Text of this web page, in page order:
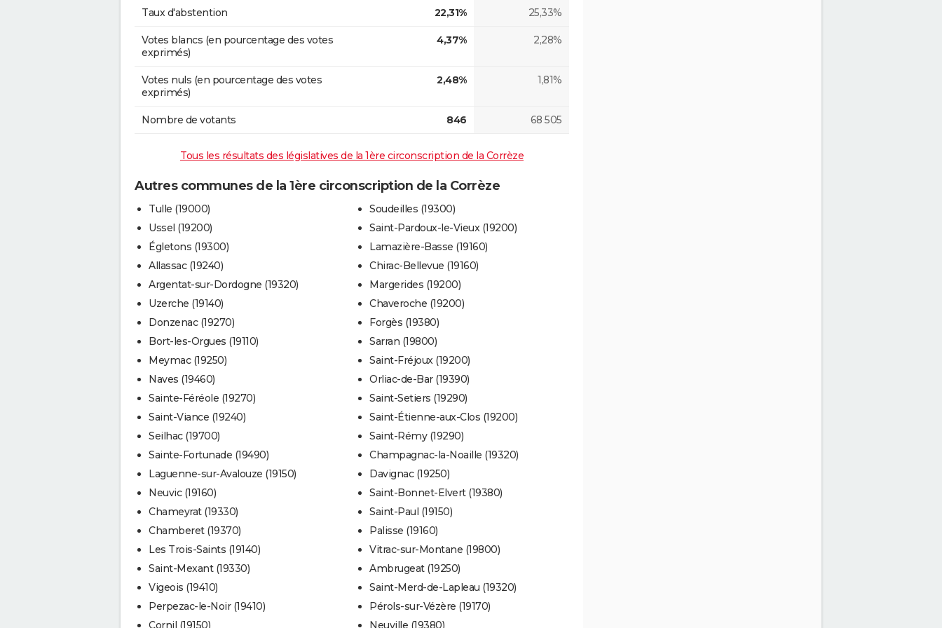
Taux d'abstention 22,31% 25,33%
Votes blancs (en pourcentage des votes
exprimés)
4,37% 2,28%
Votes nuls (en pourcentage des votes
exprimés)
2,48% 1,81%
Nombre de votants 846 68 505
Tous les résultats des législatives de la 1ère circonscription de la Corrèze
Autres communes de la 1ère circonscription de la Corrèze
Tulle (19000)
Ussel (19200)
Égletons (19300)
Allassac (19240)
Argentat-sur-Dordogne (19320)
Uzerche (19140)
Donzenac (19270)
Bort-les-Orgues (19110)
Meymac (19250)
Naves (19460)
Sainte-Féréole (19270)
Saint-Viance (19240)
Seilhac (19700)
Sainte-Fortunade (19490)
Laguenne-sur-Avalouze (19150)
Neuvic (19160)
Chameyrat (19330)
Chamberet (19370)
Les Trois-Saints (19140)
Saint-Mexant (19330)
Vigeois (19410)
Perpezac-le-Noir (19410)
Cornil (19150)
Soudeilles (19300)
Saint-Pardoux-le-Vieux (19200)
Lamazière-Basse (19160)
Chirac-Bellevue (19160)
Margerides (19200)
Chaveroche (19200)
Forgès (19380)
Sarran (19800)
Saint-Fréjoux (19200)
Orliac-de-Bar (19390)
Saint-Setiers (19290)
Saint-Étienne-aux-Clos (19200)
Saint-Rémy (19290)
Champagnac-la-Noaille (19320)
Davignac (19250)
Saint-Bonnet-Elvert (19380)
Saint-Paul (19150)
Palisse (19160)
Vitrac-sur-Montane (19800)
Ambrugeat (19250)
Saint-Merd-de-Lapleau (19320)
Pérols-sur-Vézère (19170)
Neuville (19380)